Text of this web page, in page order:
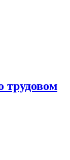
трудовом